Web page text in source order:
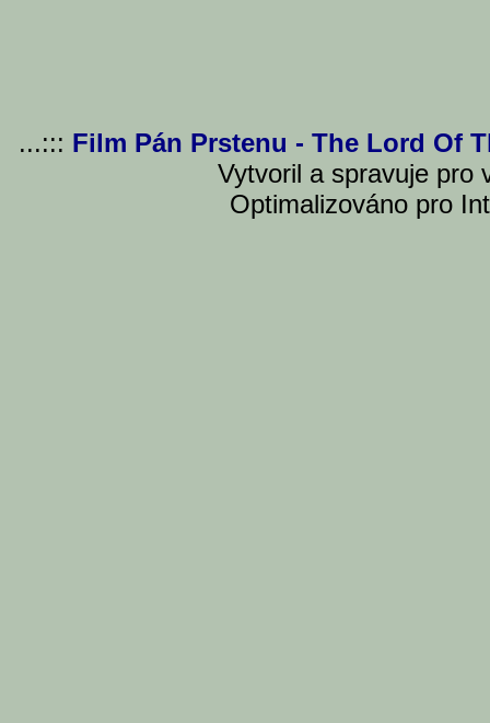
...::: Film Pán Prstenu - The Lord Of
Vytvoril a spravuje pro
Optimalizováno pro